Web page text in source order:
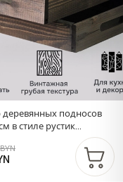
подносов
в стиле рустик
2 шт, столики для
в постель Флоутард,
бурый